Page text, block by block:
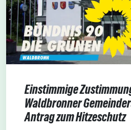
Einstimmige
Waldbronner
Antrag zum Hitzeschutz